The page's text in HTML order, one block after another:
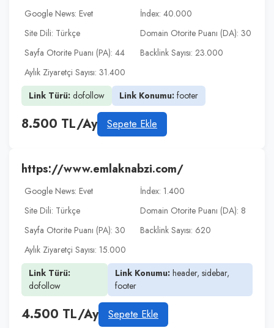
Google News: Evet
İndex: 40.000
Site Dili: Türkçe
Domain Otorite Puanı (DA): 30
Sayfa Otorite Puanı (PA): 44
Backlink Sayısı: 23.000
Aylık Ziyaretçi Sayısı: 31.400
Link Türü: dofollow Link Konumu: footer
8.500 TL/Ay Sepete Ekle
https://www.emlaknabzi.com/
Google News: Evet
İndex: 1.400
Site Dili: Türkçe
Domain Otorite Puanı (DA): 8
Sayfa Otorite Puanı (PA): 30
Backlink Sayısı: 620
Aylık Ziyaretçi Sayısı: 15.000
Link Türü:
dofollow
Link Konumu:header, sidebar,
footer
4.500 TL/Ay Sepete Ekle